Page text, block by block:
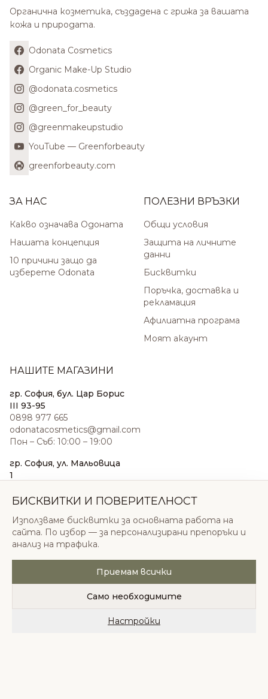
Органична козметика, създадена с грижа за вашата
кожа и природата.
Odonata Cosmetics
Organic Make-Up Studio
@odonata.cosmetics
@green_for_beauty
@greenmakeupstudio
YouTube — Greenforbeauty
greenforbeauty.com
ЗА НАС
Какво означава Одоната
Нашата концепция
10 причини защо да
изберете Odonata
ПОЛЕЗНИ ВРЪЗКИ
Общи условия
Защита на личните
данни
Бисквитки
Поръчка, доставка и
рекламация
Афилиатна програма
Моят акаунт
НАШИТЕ МАГАЗИНИ
гр. София, бул. Цар Борис
III 93-95
0898 977 665
odonatacosmetics@gmail.com
Пон – Съб: 10:00 – 19:00
гр. София, ул. Мальовица
1
sales@odonatacosmetics.com
Нед: 11:00 – 18:00
© 2026 Одоната Козметикс ООД. Всички права
запазени.
Политика за поверителностОбщи условия
БИСКВИТКИ И ПОВЕРИТЕЛНОСТ
Използваме бисквитки за основната работа на
сайта. По избор — за персонализирани препоръки и
анализ на трафика.
Приемам всички
Само необходимите
Настройки